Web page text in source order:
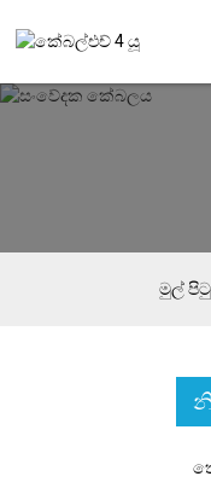
මුල්